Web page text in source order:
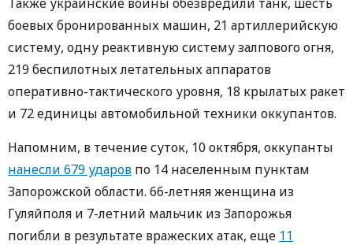
боевых бронированных машин, 21 артиллерийскую
систему, одну реактивную систему залпового огня,
219 беспилотных летательных аппаратов
оперативно-тактического уровня, 18 крылатых ракет
и 72 единицы автомобильной техники оккупантов.
Напомним, в течение суток, 10 октября, оккупанты
нанесли 679 ударов по 14 населенным пунктам
Запорожской области. 66-летняя женщина из
Гуляйполя и 7-летний мальчик из Запорожья
погибли в результате вражеских атак, еще 11